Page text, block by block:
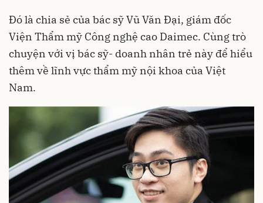
Đó là chia sẻ của bác sỹ Vũ Văn Đại, giám đốc
Viện Thẩm mỹ Công nghệ cao Daimec. Cùng trò
chuyện với vị bác sỹ- doanh nhân trẻ này để hiểu
thêm về lĩnh vực thẩm mỹ nội khoa của Việt
Nam.